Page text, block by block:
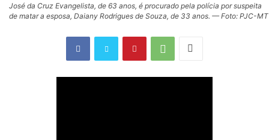
José da Cruz Evangelista, de 63 anos, é procurado pela polícia por suspeita
de matar a esposa, Daiany Rodrigues de Souza, de 33 anos. — Foto: PJC-MT